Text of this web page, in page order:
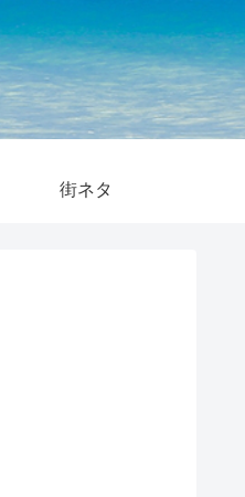
街ネタ